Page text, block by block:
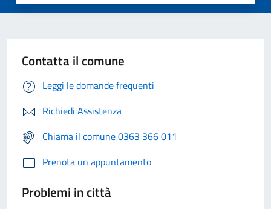
Contatta il comune
Leggi le domande frequenti
Richiedi Assistenza
Chiama il comune 0363 366 011
Prenota un appuntamento
Problemi in città